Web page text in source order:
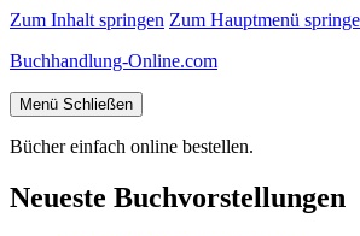
Zum Inhalt springen Zum Hauptmenü
Buchhandlung-Online.com
Menü Schließen
Bücher einfach online bestellen.
Neueste Buchvorstellungen